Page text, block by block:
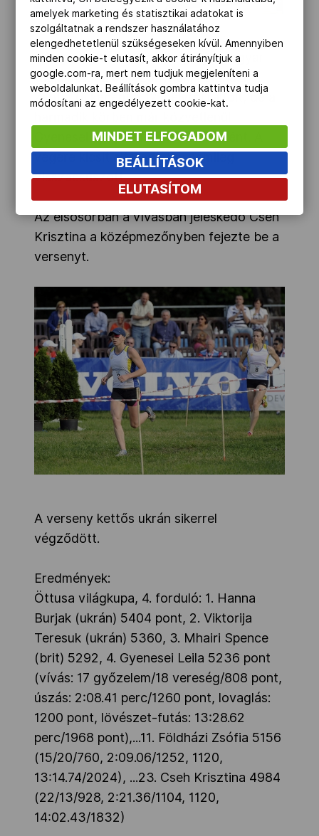
A kombinált számban még egy magyar
tagja volt az élmezőnynek, Földházi
Zsófia (a képen) a 12. helyről rajtolt, de a
Gyenesei mögött futott hatodikként. A
végére kicsit elfáradt, így némileg
visszacsúszott.
Az elsősorban a vívásban jeleskedő Cseh
Krisztina a középmezőnyben fejezte be a
versenyt.
A verseny kettős ukrán sikerrel
végződött.
Eredmények:
Öttusa világkupa, 4. forduló: 1. Hanna
Burjak (ukrán) 5404 pont, 2. Viktorija
Teresuk (ukrán) 5360, 3. Mhairi Spence
(brit) 5292, 4. Gyenesei Leila 5236 pont
(vívás: 17 győzelem/18 vereség/808 pont,
úszás: 2:08.41 perc/1260 pont, lovaglás:
1200 pont, lövészet-futás: 13:28.62
perc/1968 pont),...11. Földházi Zsófia 5156
(15/20/760, 2:09.06/1252, 1120,
13:14.74/2024), ...23. Cseh Krisztina 4984
(22/13/928, 2:21.36/1104, 1120,
14:02.43/1832)
amelyek marketing és statisztikai adatokat is
szolgáltatnak a rendszer használatához
elengedhetetlenül szükségeseken kívül. Amennyiben
minden cookie-t elutasít, akkor átirányítjuk a
google.com-ra, mert nem tudjuk megjeleníteni a
weboldalunkat. Beállítások gombra kattintva tudja
módosítani az engedélyezett cookie-kat.
MINDET ELFOGADOM
BEÁLLÍTÁSOK
ELUTASÍTOM